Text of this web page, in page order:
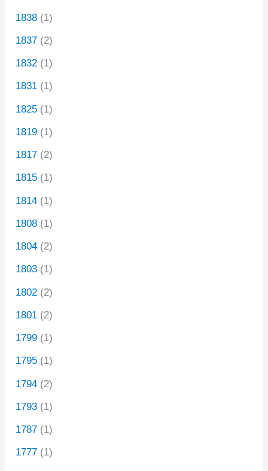
1838 (1)
1837 (2)
1832 (1)
1831 (1)
1825 (1)
1819 (1)
1817 (2)
1815 (1)
1814 (1)
1808 (1)
1804 (2)
1803 (1)
1802 (2)
1801 (2)
1799 (1)
1795 (1)
1794 (2)
1793 (1)
1787 (1)
1777 (1)